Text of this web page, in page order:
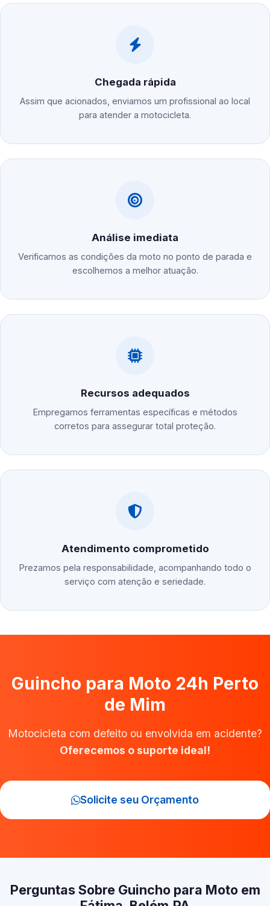
Chegada rápida
Assim que acionados, enviamos um profissional ao local
para atender a motocicleta.
Análise imediata
Verificamos as condições da moto no ponto de parada e
escolhemos a melhor atuação.
Recursos adequados
Empregamos ferramentas específicas e métodos
corretos para assegurar total proteção.
Atendimento comprometido
Prezamos pela responsabilidade, acompanhando todo o
serviço com atenção e seriedade.
Guincho para Moto 24h Perto
de Mim
Motocicleta com defeito ou envolvida em acidente?
Oferecemos o suporte ideal!
Solicite seu Orçamento
Perguntas Sobre Guincho para Moto em